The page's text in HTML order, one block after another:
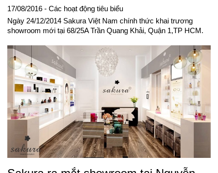
17/08/2016 - Các hoạt động tiêu biểu
Ngày 24/12/2014 Sakura Việt Nam chính thức khai trương
showroom mới tại 68/25A Trần Quang Khải, Quận 1,TP HCM.